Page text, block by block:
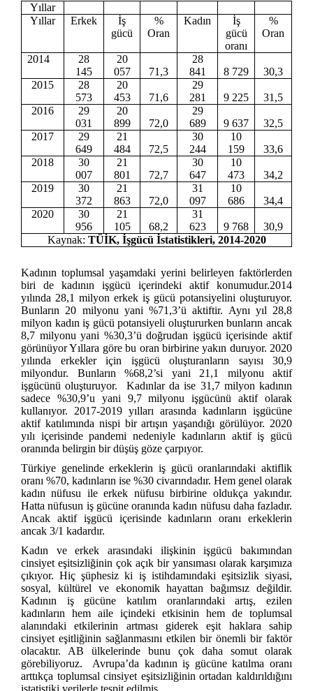
Yıllar
Yıllar
Erkek
İş
gücü
%
Oran
Kadın
İş
gücü
oranı
%
Oran
2014
28
145
20
057
71,3
28
841
8 729
30,3
2015
28
573
20
453
71,6
29
281
9 225
31,5
2016
29
031
20
899
72,0
29
689
9 637
32,5
2017
29
649
21
484
72,5
30
244
10
159
33,6
2018
30
007
21
801
72,7
30
647
10
473
34,2
2019
30
372
21
863
72,0
31
097
10
686
34,4
2020
30
956
21
105
68,2
31
623
9 768
30,9
Kaynak: TÜİK, İşgücü İstatistikleri, 2014-2020
Kadının toplumsal yaşamdaki yerini belirleyen faktörlerden
biri de kadının işgücü içerindeki aktif konumudur.2014
yılında 28,1 milyon erkek iş gücü potansiyelini oluşturuyor.
Bunların 20 milyonu yani %71,3’ü aktiftir. Aynı yıl 28,8
milyon kadın iş gücü potansiyeli oluştururken bunların ancak
8,7 milyonu yani %30,3’ü doğrudan işgücü içerisinde aktif
görünüyor Yıllara göre bu oran birbirine yakın duruyor. 2020
yılında erkekler için işgücü oluşturanların sayısı 30,9
milyondur. Bunların %68,2’si yani 21,1 milyonu aktif
işgücünü oluşturuyor. Kadınlar da ise 31,7 milyon kadının
sadece %30,9’u yani 9,7 milyonu işgücünü aktif olarak
kullanıyor. 2017-2019 yılları arasında kadınların işgücüne
aktif katılımında nispi bir artışın yaşandığı görülüyor. 2020
yılı içerisinde pandemi nedeniyle kadınların aktif iş gücü
oranında belirgin bir düşüş göze çarpıyor.
Türkiye genelinde erkeklerin iş gücü oranlarındaki aktiflik
oranı %70, kadınların ise %30 civarındadır. Hem genel olarak
kadın nüfusu ile erkek nüfusu birbirine oldukça yakındır.
Hatta nüfusun iş gücüne oranında kadın nüfusu daha fazladır.
Ancak aktif işgücü içerisinde kadınların oranı erkeklerin
ancak 3/1 kadardır.
Kadın ve erkek arasındaki ilişkinin işgücü bakımından
cinsiyet eşitsizliğinin çok açık bir yansıması olarak karşımıza
çıkıyor. Hiç şüphesiz ki iş istihdamındaki eşitsizlik siyasi,
sosyal, kültürel ve ekonomik hayattan bağımsız değildir.
Kadının iş gücüne katılım oranlarındaki artış, ezilen
kadınların hem aile içindeki etkisinin hem de toplumsal
alanındaki etkilerinin artması giderek eşit haklara sahip
cinsiyet eşitliğinin sağlanmasını etkilen bir önemli bir faktör
olacaktır. AB ülkelerinde bunu çok daha somut olarak
görebiliyoruz. Avrupa’da kadının iş gücüne katılma oranı
arttıkça toplumsal cinsiyet eşitsizliğinin ortadan kaldırıldığını
istatistiki verilerle tespit edilmiş.